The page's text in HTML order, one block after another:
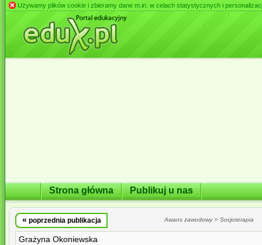
Używamy plików cookie i zbieramy dane m.in. w celach statystycznych i
Strona główna Publikuj u nas
« poprzednia publikacja Awans zawodowy» Socjoterapia
Grażyna Okoniewska